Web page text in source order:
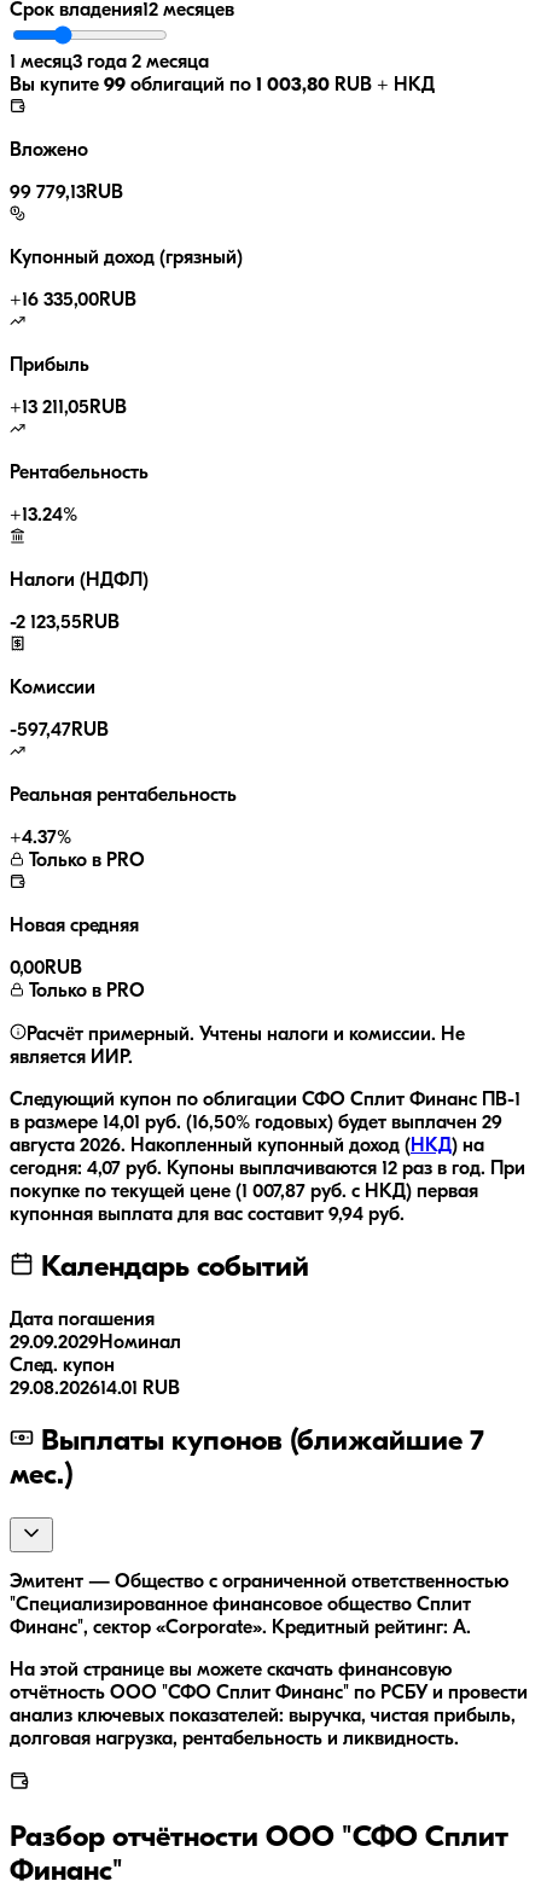
Срок владения12 месяцев
1 месяц3 года 2 месяца
Вы купите 99 облигаций по 1 003,80 RUB + НКД
Вложено
99 779,13RUB
Купонный доход (грязный)
+16 335,00RUB
Прибыль
+13 211,05 RUB
Рентабельность
+13.24%
Налоги (НДФЛ)
-2 123,55 RUB
Комиссии
-597,47RUB
Реальная рентабельность
+4.37%
Только в PRO
Новая средняя
0,00RUB
Только в PRO
Расчёт примерный. Учтены налоги и комиссии. Не
является ИИР.
Следующий купон по облигации СФО Сплит Финанс ПВ-1
в размере 14,01 руб. (16,50% годовых) будет выплачен 29
августа 2026. Накопленный купонный доход ( НКД) на
сегодня: 4,07 руб. Купоны выплачиваются 12 раз в год.
При
покупке по текущей цене (1 007,87 руб. с НКД) первая
купонная выплата для вас составит 9,94 руб.
Календарь событий
Дата погашения
29.09.2029Номинал
След. купон
29.08.202614.01 RUB
Выплаты купонов (ближайшие 7
мес.)
Эмитент — Общество с ограниченной ответственностью
"Специализированное финансовое общество Сплит
Финанс", сектор «Corporate». Кредитный рейтинг: A.
На этой странице вы можете скачать финансовую
отчётность ООО "СФО Сплит Финанс" по РСБУ и провести
анализ ключевых показателей: выручка, чистая прибыль,
долговая нагрузка, рентабельность и ликвидность.
Разбор отчётности ООО "СФО Сплит
Финанс"